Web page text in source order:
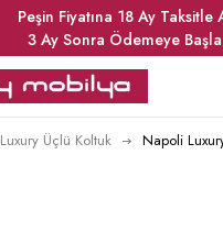
Peşin Fiyatına 18 Ay Taksitle
3 Ay Sonra Ödemeye Başla
Luxury Üçlü Koltuk Napoli